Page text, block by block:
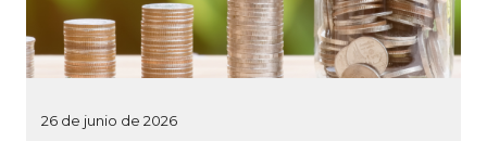
26 de junio de 2026